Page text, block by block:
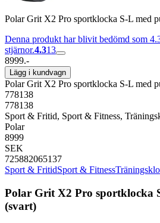
Polar Grit X2 Pro sportklocka S-L med
Denna produkt har blivit bedömd som
stjärnor.4.313
8999.-
Lägg i kundvagn
Polar Grit X2 Pro sportklocka S-L med
778138
778138
Sport & Fritid, Sport & Fitness,
Polar
8999
SEK
725882065137
Sport & FritidSport & Fitness
Polar Grit X2 Pro sportklocka
(svart)